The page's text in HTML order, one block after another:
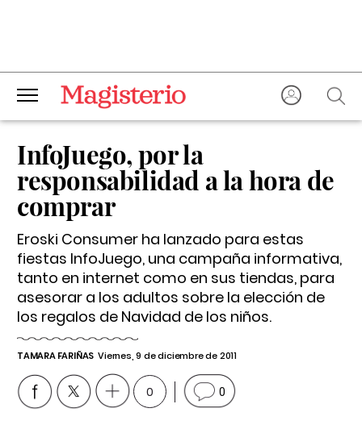
InfoJuego, por la
responsabilidad a la hora de
comprar
Eroski Consumer ha lanzado para estas
fiestas InfoJuego, una campaña informativa,
tanto en internet como en sus tiendas, para
asesorar a los adultos sobre la elección de
los regalos de Navidad de los niños.
TAMARA FARIÑAS Viernes, 9 de diciembre de 2011
0 0